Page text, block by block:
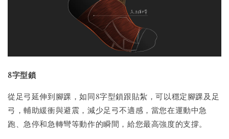
8字型鎖
從足弓延伸到腳踝，如同8字型鎖跟貼紮，可以穩定腳踝及足
弓，輔助緩衝與避震，減少足弓不適感，當您在運動中急
跑、急停和急轉彎等動作的瞬間，給您最高強度的支撐。